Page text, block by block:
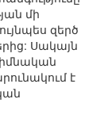
մի
զերծ
Սակայն
է